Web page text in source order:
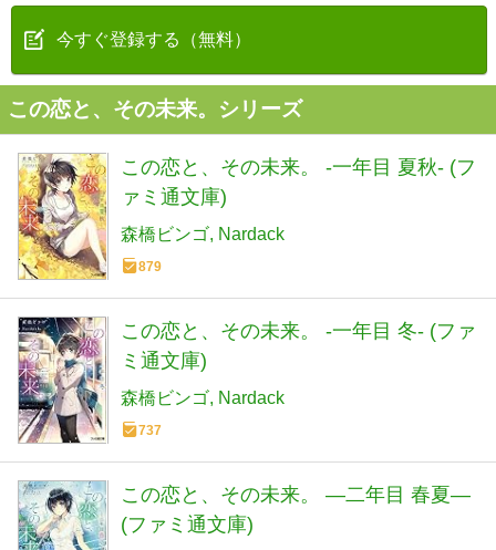
今すぐ登録する（無料）
この恋と、その未来。シリーズ
この恋と、その未来。 -一年目 夏秋- (フ
ァミ通文庫)
森橋ビンゴ Nardack
879
この恋と、その未来。 -一年目 冬- (ファ
ミ通文庫)
森橋ビンゴ Nardack
737
この恋と、その未来。 ―二年目 春夏―
(ファミ通文庫)